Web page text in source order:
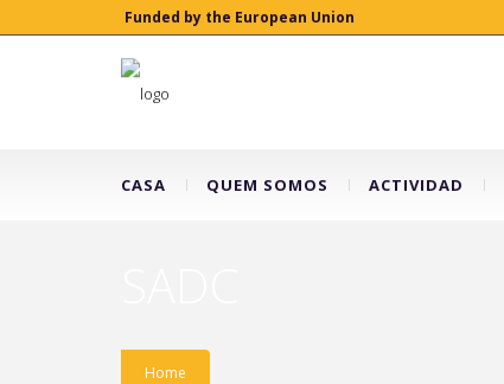
Funded by the European Union
CASA QUEM SOMOS ACTIVIDAD
Home